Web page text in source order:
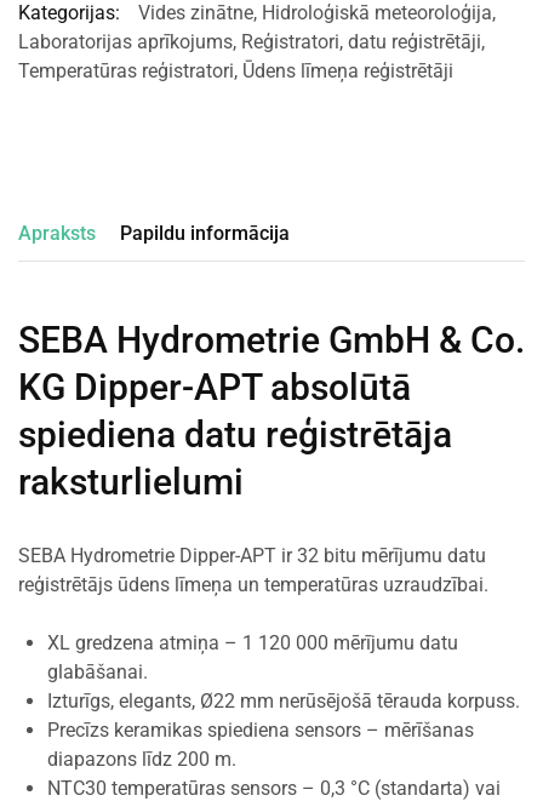
Kategorijas: Vides zinātne, Hidroloģiskā meteoroloģija,
Laboratorijas aprīkojums, Reģistratori, datu reģistrētāji,
Temperatūras reģistratori, Ūdens līmeņa reģistrētāji
Apraksts Papildu informācija
SEBA Hydrometrie GmbH & Co.
KG Dipper-APT absolūtā
spiediena datu reģistrētāja
raksturlielumi
SEBA Hydrometrie Dipper-APT ir 32 bitu mērījumu datu
reģistrētājs ūdens līmeņa un temperatūras uzraudzībai.
XL gredzena atmiņa – 1 120 000 mērījumu datu
glabāšanai.
Izturīgs, elegants, Ø22 mm nerūsējošā tērauda korpuss.
Precīzs keramikas spiediena sensors – mērīšanas
diapazons līdz 200 m.
NTC30 temperatūras sensors – 0,3 °C (standarta) vai